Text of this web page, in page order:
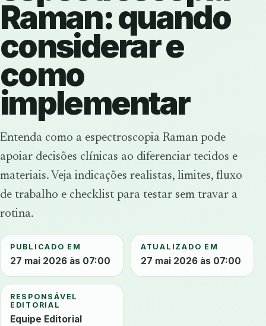
Raman: quando
considerar e
como
implementar
Entenda como a espectroscopia Raman pode
apoiar decisões clínicas ao diferenciar tecidos e
materiais. Veja indicações realistas, limites, fluxo
de trabalho e checklist para testar sem travar a
rotina.
PUBLICADO EM
27 mai 2026 às 07:00
ATUALIZADO EM
27 mai 2026 às 07:00
RESPONSÁVEL
EDITORIAL
Equipe Editorial